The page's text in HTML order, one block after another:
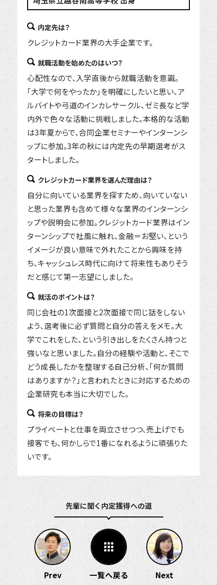
内定先は？
クレジットカード業界の大手企業です。
就職活動を始めたのはいつ？
心配性なので、入学直後から就職活動を意識。
「大学で何をやったか」を明確にしたいと思い、ア
ルバイトや弓道のインカレサークル、ゼミ長など学
内外で色々な活動に挑戦しました。本格的な活動
は3年夏からで、合同企業セミナーやインターンシ
ップに参加。3年の秋には内定先の早期選考がス
タートしました。
クレジットカード業界を選んだ理由は？
自分に向いている業界を探すため、向いていない
と思った業界も含めて様々な業界のインターンシ
ップや説明会に参加。クレジットカード業界はイン
ターンシップで社風に触れ、金融＝お堅い、という
イメージが良い意味で外れたことから興味を持
ち、キャッシュレス時代に向けて将来性もありそう
だと感じて第一志望にしました。
就活のポイントは？
同じ会社の1次面接と2次面接で同じ話をしない
よう、選考後に必ず質問と自分の答えをメモ。大
学でこれをした、という引き出しをたくさん持つと
強いなと思いました。自分の経験や活動と、そこで
どう成長したかを整理する自己分析、「何か質問
はありますか？」と言われたときに対応するための
企業研究も本当に大切でした。
将来の目標は？
プライベートと仕事を両立させつつ、売上げでも
接客でも、何かしらで1番になれるように頑張りた
いです。
先輩に聞く 内定獲得への道
Prev 一覧へ戻る Next